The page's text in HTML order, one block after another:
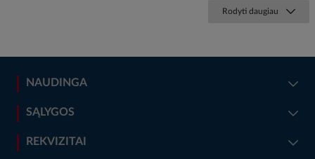
Rodyti daugiau
NAUDINGA
SĄLYGOS
REKVIZITAI